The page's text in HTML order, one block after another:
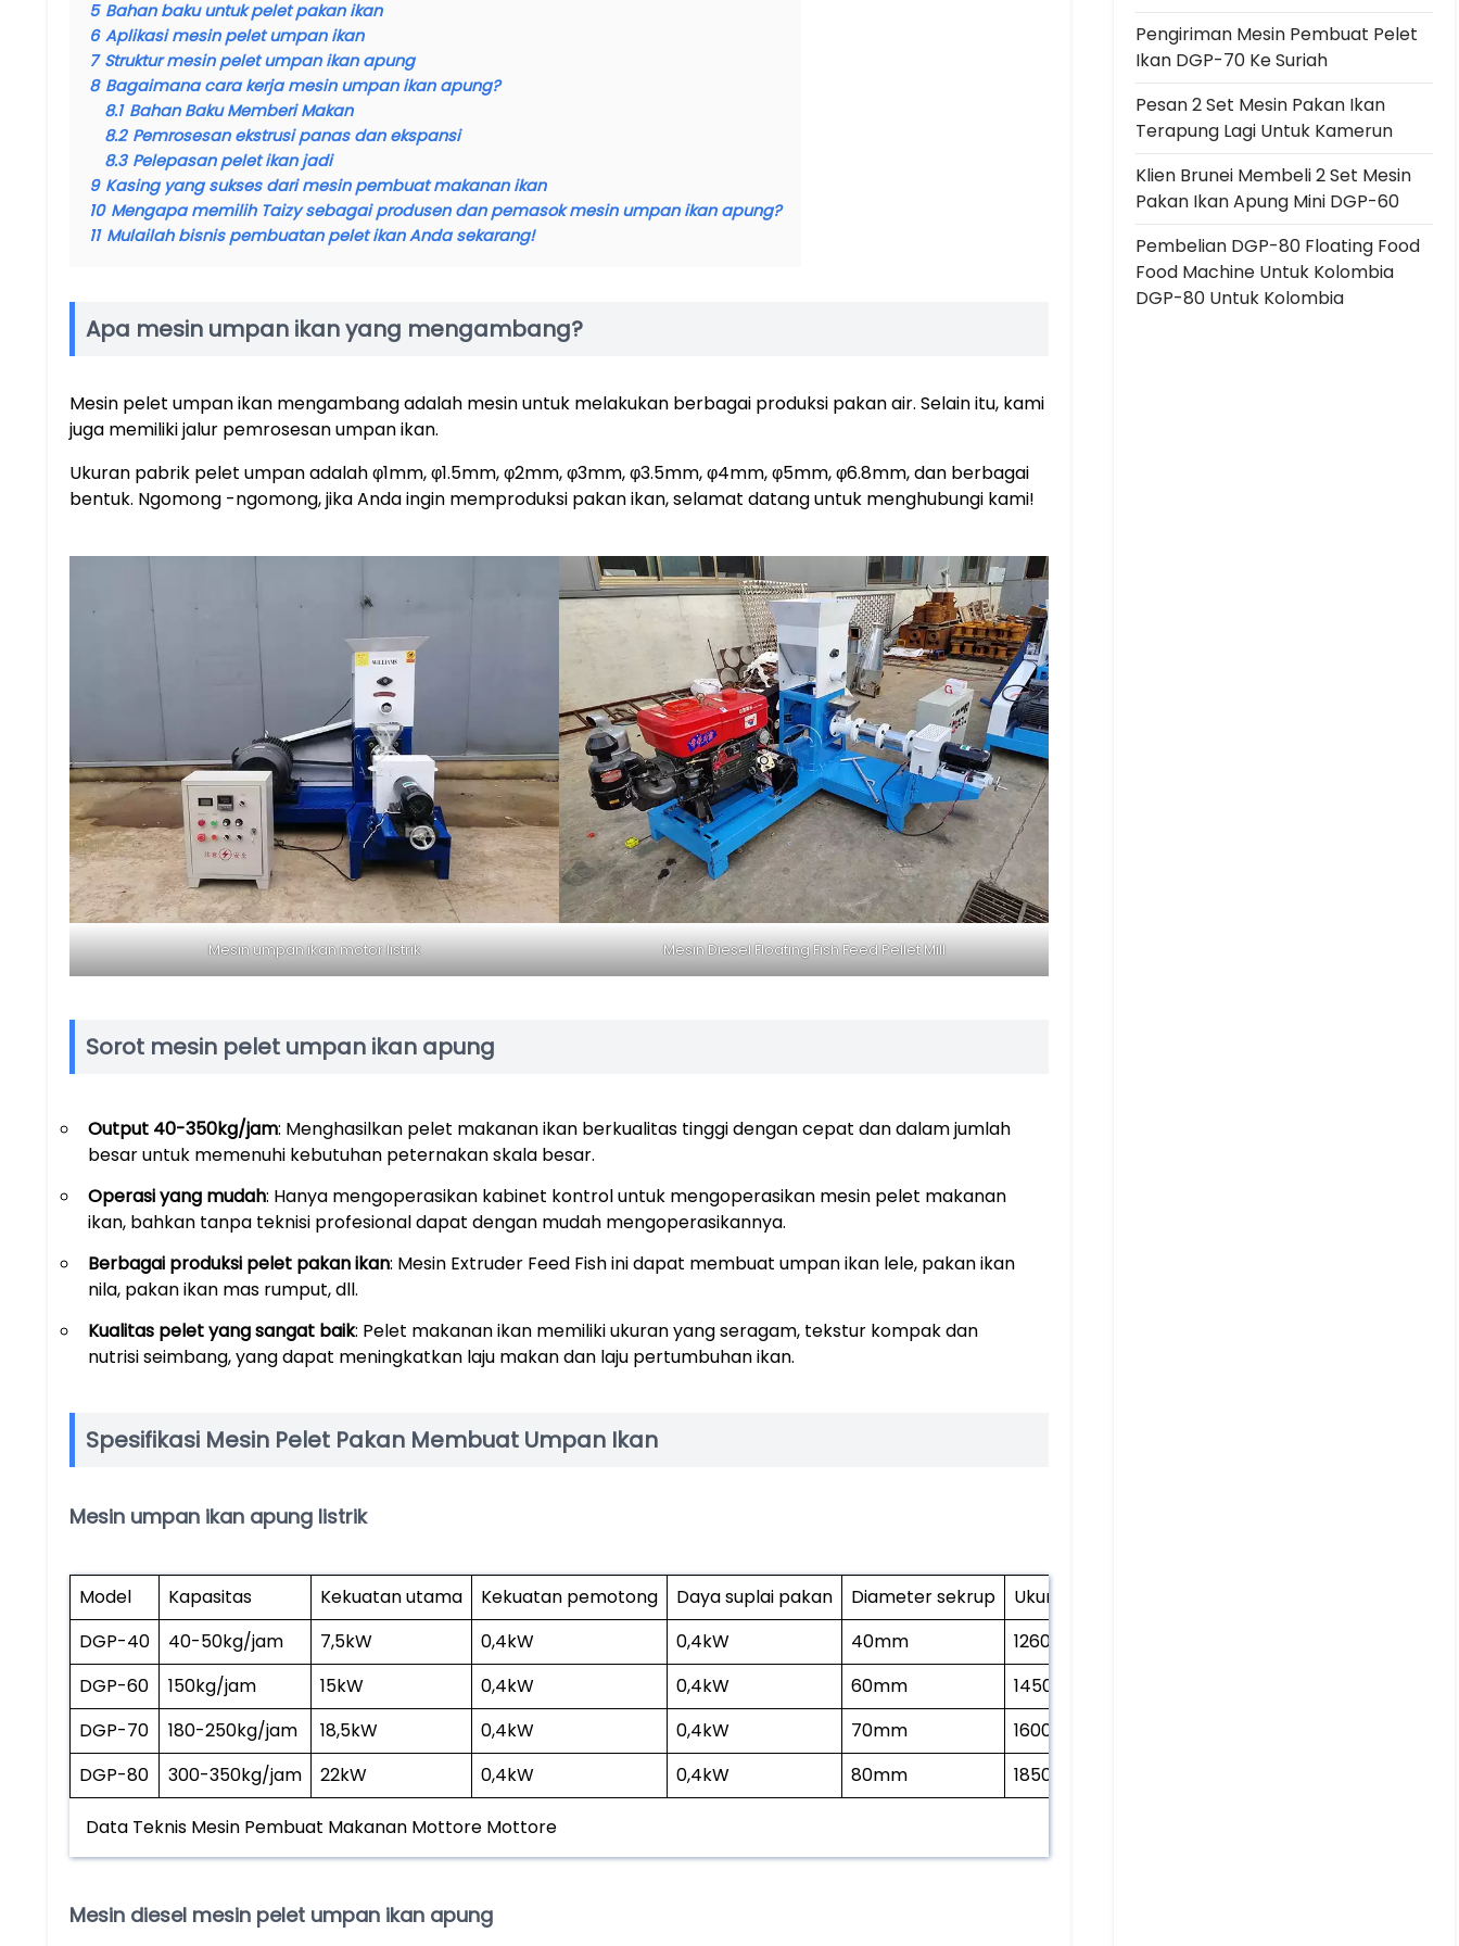
5 Bahan baku untuk pelet pakan ikan
6 Aplikasi mesin pelet umpan ikan
7 Struktur mesin pelet umpan ikan apung
8 Bagaimana cara kerja mesin umpan ikan apung?
8.1 Bahan Baku Memberi Makan
8.2 Pemrosesan ekstrusi panas dan ekspansi
8.3 Pelepasan pelet ikan jadi
9 Kasing yang sukses dari mesin pembuat makanan ikan
10 Mengapa memilih Taizy sebagai produsen dan pemasok mesin umpan ikan apung?
11 Mulailah bisnis pembuatan pelet ikan Anda sekarang!
Apa mesin umpan ikan yang mengambang?
Mesin pelet umpan ikan mengambang adalah mesin untuk melakukan berbagai produksi pakan air. Selain itu, kami
juga memiliki jalur pemrosesan umpan ikan.
Ukuran pabrik pelet umpan adalah φ1mm, φ1.5mm, φ2mm, φ3mm, φ3.5mm, φ4mm, φ5mm, φ6.8mm, dan berbagai
bentuk. Ngomong -ngomong, jika Anda ingin memproduksi pakan ikan, selamat datang untuk menghubungi kami!
Mesin umpan ikan motor listrik Mesin Diesel Floating Fish Feed Pellet Mill
Sorot mesin pelet umpan ikan apung
Output 40-350kg/jam: Menghasilkan pelet makanan ikan berkualitas tinggi dengan cepat dan dalam jumlah
besar untuk memenuhi kebutuhan peternakan skala besar.
Operasi yang mudah: Hanya mengoperasikan kabinet kontrol untuk mengoperasikan mesin pelet makanan
ikan, bahkan tanpa teknisi profesional dapat dengan mudah mengoperasikannya.
Berbagai produksi pelet pakan ikan: Mesin Extruder Feed Fish ini dapat membuat umpan ikan lele, pakan ikan
nila, pakan ikan mas rumput, dll.
Kualitas pelet yang sangat baik: Pelet makanan ikan memiliki ukuran yang seragam, tekstur kompak dan
nutrisi seimbang, yang dapat meningkatkan laju makan dan laju pertumbuhan ikan.
Spesifikasi Mesin Pelet Pakan Membuat Umpan Ikan
Mesin umpan ikan apung listrik
Model Kapasitas Kekuatan utama Kekuatan pemotong Daya suplai pakan Diameter sekrup Ukuran
DGP-40
40-50kg/jam 7,5kW 0,4kW 0,4kW 40mm 1260*860*1250mm
DGP-60
150kg/jam 15kW 0,4kW 0,4kW 60mm 1450*950*1430mm
DGP-70
180-250kg/jam 18,5kW 0,4kW 0,4kW 70mm 1600*1400*1450mm
DGP-80
300-350kg/jam 22kW 0,4kW 0,4kW 80mm 1850*1470*1500mm
Data Teknis Mesin Pembuat Makanan Mottore Mottore
Mesin diesel mesin pelet umpan ikan apung
Pengiriman Mesin Pembuat Pelet
Ikan DGP-70 Ke Suriah
Pesan 2 Set Mesin Pakan Ikan
Terapung Lagi Untuk Kamerun
Klien Brunei Membeli 2 Set Mesin
Pakan Ikan Apung Mini DGP-60
Pembelian DGP-80 Floating Food
Food Machine Untuk Kolombia
DGP-80 Untuk Kolombia